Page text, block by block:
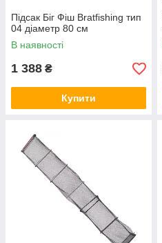
Підсак Біг Фіш Bratfishing тип
04 діаметр 80 см
В наявності
1 388 ₴
Купити